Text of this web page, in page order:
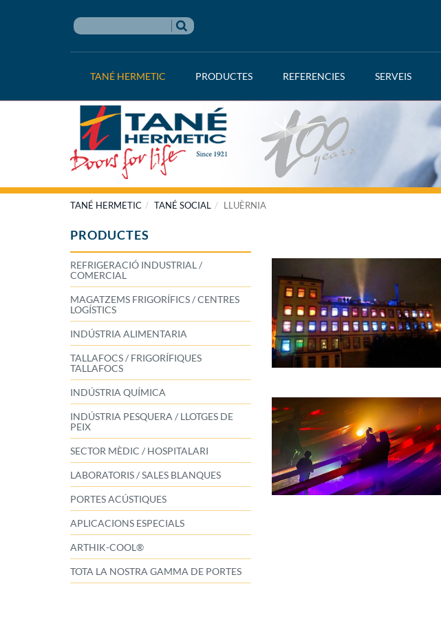
TANÉ HERMETIC PRODUCTES REFERENCIES SERVEIS
TANÉ HERMETIC TANÉ SOCIAL LLUÈRNIA
PRODUCTES
REFRIGERACIÓ INDUSTRIAL /
COMERCIAL
MAGATZEMS FRIGORÍFICS / CENTRES
LOGÍSTICS
INDÚSTRIA ALIMENTARIA
TALLAFOCS / FRIGORÍFIQUES
TALLAFOCS
INDÚSTRIA QUÍMICA
INDÚSTRIA PESQUERA / LLOTGES DE
PEIX
SECTOR MÈDIC / HOSPITALARI
LABORATORIS / SALES BLANQUES
PORTES ACÚSTIQUES
APLICACIONS ESPECIALS
ARTHIK-COOL®
TOTA LA NOSTRA GAMMA DE PORTES